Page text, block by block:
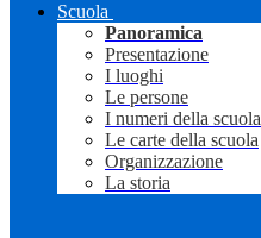
Scuola
Panoramica
Presentazione
I luoghi
Le persone
I numeri della scuola
Le carte della scuola
Organizzazione
La storia